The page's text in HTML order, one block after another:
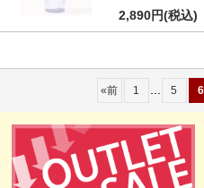
2,890円(税込)
«前 1 ... 5 6